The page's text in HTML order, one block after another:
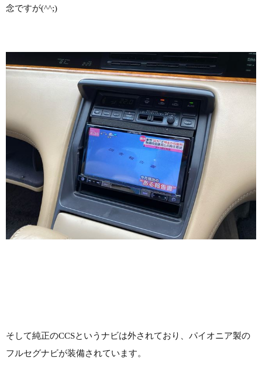
念ですが(^^;)
そして純正のCCSというナビは外されており、パイオニア製の
フルセグナビが装備されています。